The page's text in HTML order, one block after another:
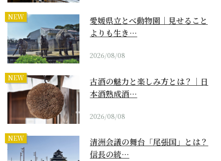
NEW
愛媛県立とべ動物園｜見せること
よりも生き…
2026/08/08
NEW
古酒の魅力と楽しみ方とは？｜日
本酒熟成酒…
2026/08/08
NEW
清洲会議の舞台「尾張国」とは？
信長の統…